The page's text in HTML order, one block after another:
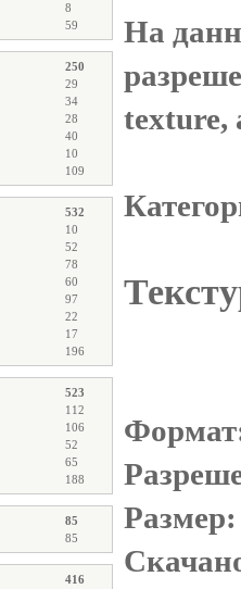
8
59
250
29
34
28
40
10
109
532
10
52
78
60
97
22
17
196
523
112
106
52
65
188
85
85
416
На
texture,